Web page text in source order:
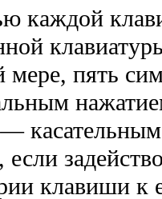
каждой
мере, пять
клавиши к